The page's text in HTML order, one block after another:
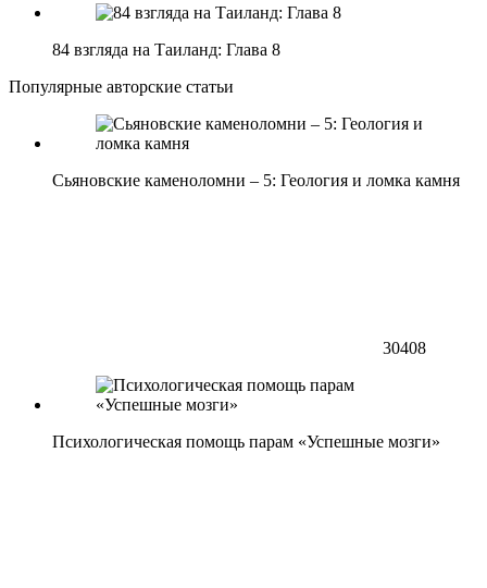
84 взгляда на Таиланд: Глава 8
Популярные авторские статьи
Сьяновские каменоломни – 5: Геология и ломка камня
30408
Психологическая помощь парам «Успешные мозги»